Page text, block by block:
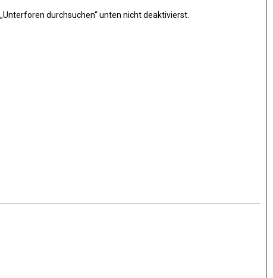
durchsuchen“ unten nicht deaktivierst.